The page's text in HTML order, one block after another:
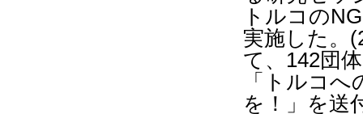
トルコの
実施した。
て、 142団
「トルコ
を！」
を送